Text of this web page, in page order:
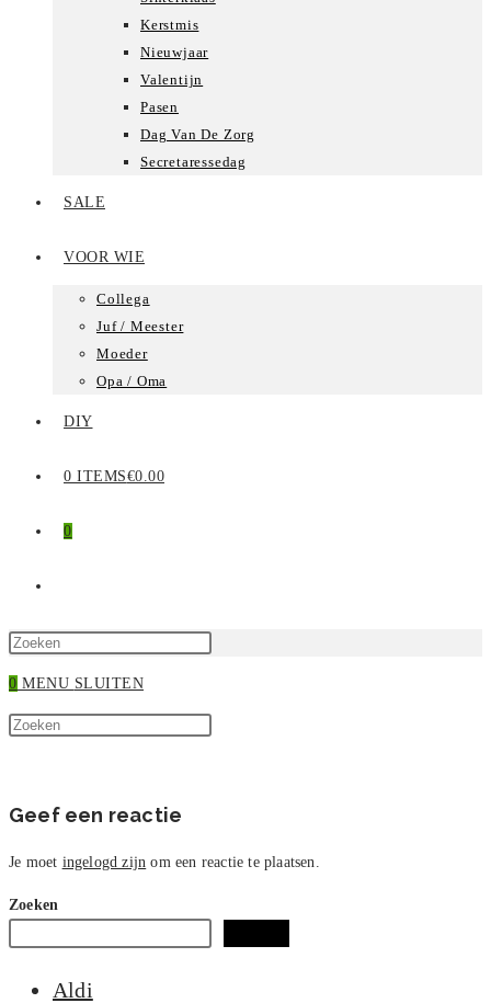
Kerstmis
Nieuwjaar
Valentijn
Pasen
Dag Van De Zorg
Secretaressedag
SALE
VOOR WIE
Collega
Juf / Meester
Moeder
Opa / Oma
DIY
0 ITEMS€0.00
0
ZOEKEN
0 MENU SLUITEN
Zoek
site
zoekpaneel
sluiten.
Geef een reactie
Je moet ingelogd zijn om een reactie te plaatsen.
Zoeken
Aldi